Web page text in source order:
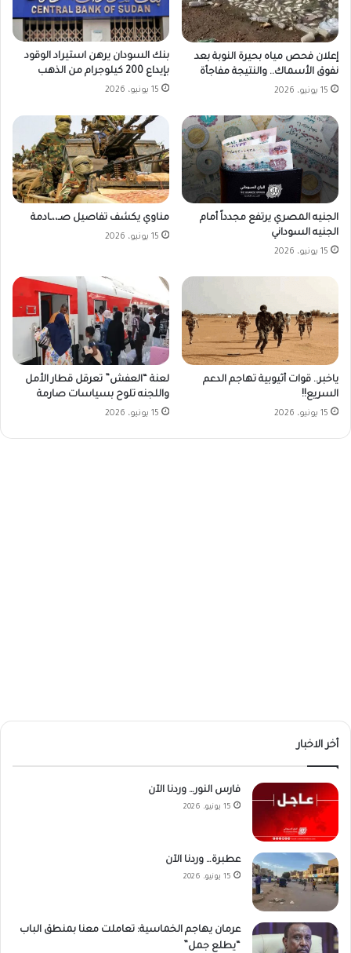
إعلان فحص مياه بحيرة النوبة بعد
نفوق الأسماك.. والنتيجة مفاجأة
15 يونيو، 2026
بنك السودان يرهن استيراد الوقود
بإيداع 200 كيلوجرام من الذهب
15 يونيو، 2026
الجنيه المصري يرتفع مجدداً أمام
الجنيه السوداني
15 يونيو، 2026
مناوي يكشف تفاصيل صـ،،ـادمة
15 يونيو، 2026
ياخبر.. قوات أثيوبية تهاجم الدعم
السريع!!
15 يونيو، 2026
لعنة “العفش” تعرقل قطار الأمل
واللجنه تلوح بسياسات صارمة
15 يونيو، 2026
أخر الاخبار
فارس النور… وردنا الآن
15 يونيو، 2026
عطبرة… وردنا الآن
15 يونيو، 2026
عرمان يهاجم الخماسية: تعاملت معنا بمنطق الباب
“يطلع جمل”